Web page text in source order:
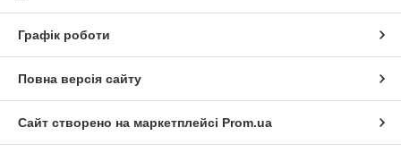
Графік роботи
Повна версія сайту
Сайт створено на маркетплейсі Prom.ua